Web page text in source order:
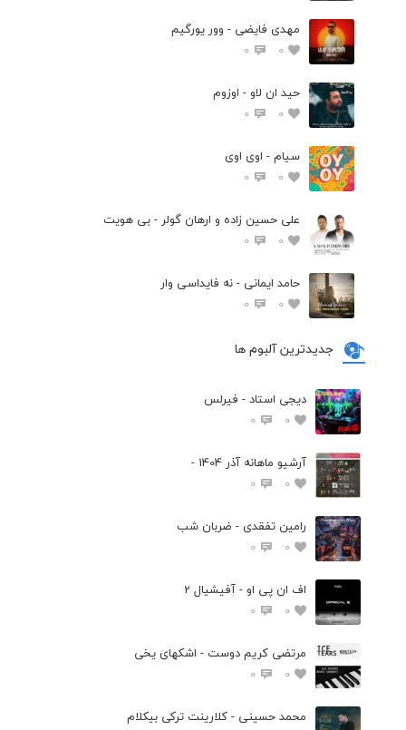
مهدی فایضی - وور یورگیم
0
0
حید ان لاو - اوزوم
0
0
سیام - اوی اوی
0
0
علی حسین زاده و ارهان گولر - بی هویت
0
0
حامد ایمانی - نه فایداسی وار
0
0
جدیدترین آلبوم ها
دیجی استاد - فیرلس
0
0
آرشیو ماهانه آذر 1404 -
0
0
رامین تفقدی - ضربان شب
0
0
اف ان پی او - آفیشیال 2
0
0
مرتضی کریم دوست - اشکهای یخی
0
0
محمد حسینی - کلارینت ترکی بیکلام